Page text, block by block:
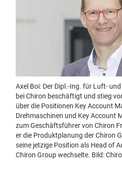
Axel Boi: Der Dipl.-Ing. für Luft-
bei Chiron beschäftigt und stieg
über die Positionen Key Account
Drehmaschinen und Key Account
zum Geschäftsführer von Chiron
er die Produktplanung der Chiron
seine jetzige Position als Head of
Chiron Group wechselte. Bild: